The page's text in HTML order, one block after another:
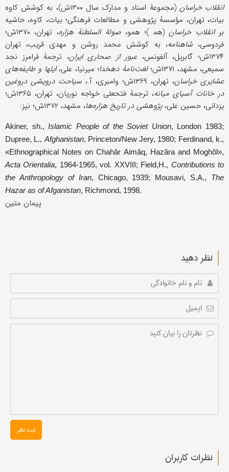
انقلاب خراسان
(مجموعۀ اسناد و مدارک سال ۱۳۰۰ش)، به کوشش کاوه
بیات، تهران، مؤسسۀ پژوهشی و مطالعات فرهنگی؛ بیات، کاوه، حاشیه
برانقلاب خراسان(هم‍‌ )؛ همو،صولة السلطنۀ هزاره
، تهران، ۱۳۷۰ش؛
فردوسی،شاهنامه، به کوشش محمد روشن و مهدی قریب، تهران
۱۳۷۴ش؛ گابریل، آلفونس،
عبور از صحاری ایران، ترجمۀ فرامرز نجد
سمیعی، مشهد، ۱۳۷۱ش؛
لغت‌نامۀ دهخدا؛ میرنیا، علی،ایلها و طایفه‌های
عشایری خراسان، تهران، ۱۳۶۹ش؛ وامبری، آ.،
سیاحت درویشی دروغین
در خانات آسیای میانه
، ترجمۀ فتحعلی خواجه نوریان، تهران، ۱۳۶۵ش؛
یزدانی، حسین علی،پژوهشی در تاریخ هزاره‌ها، مشهد، ۱۳۷۲ش؛ نیز:
Akiner, sh.,Islamic People of the Soviet Union, London 1983;
Dupree, L., Afghanistan, Princeton/New Jery, 1980; Ferdinand, k.,
«Ethnographical Notes on Chahâr Aimâq, Hazâra and Moghôl»,
Acta Orientalia, 1964-1965, vol. XXVIII; Field,H., Contributions to
the Anthropology of Iran, Chicago, 1939; Mousavi, S.A., The
Hazar as of Afganistan, Richmond, 1998.
پیمان متین
نظر دهید
ثبت نظر
نظرات کاربران